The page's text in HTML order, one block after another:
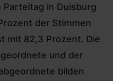
in Duisburg
der Stimmen
mit 82,3 Prozent. Die
und der
bilden